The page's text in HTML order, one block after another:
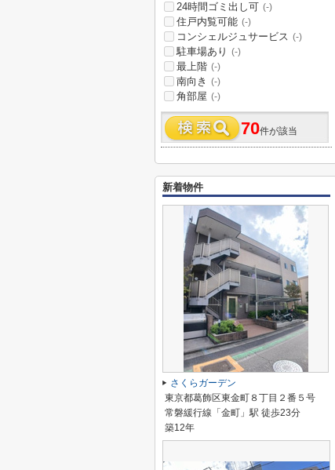
24時間ゴミ出し可 (-)
住戸内覧可能 (-)
コンシェルジュサービス (-)
駐車場あり (-)
最上階 (-)
南向き (-)
角部屋 (-)
70件が該当
新着物件
さくらガーデン
東京都葛飾区東金町８丁目２番５号
常磐緩行線「金町」駅 徒歩23分
築12年